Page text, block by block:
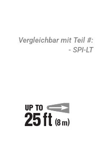
Vergleichbar mit Teil #:
- SPI-LT